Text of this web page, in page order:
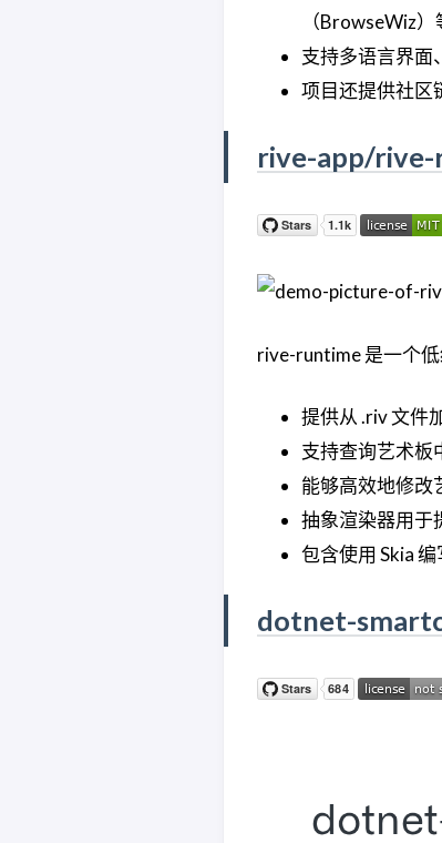
（BrowseWiz
支持多语言界面
项目还提供社区
rive-app/
rive-runtime 是一个低
提供从 .riv 文件
支持查询艺术板
能够高效地修改
抽象渲染器用于
包含使用 Skia
dotnet-